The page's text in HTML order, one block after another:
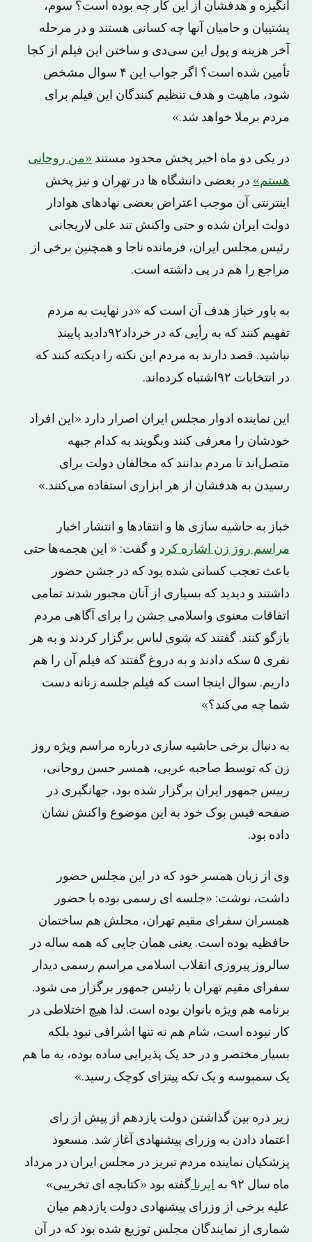
انگیزه و هدفشان از این کار چه بوده است؟ سوم،
پشتیبان و حامیان آنها چه کسانی هستند و در مرحله
آخر هزینه و پول این سی‌دی و ساختن این فیلم از کجا
تأمین شده است؟ اگر جواب این ۴ سوال مشخص
شود، ماهیت و هدف تنظیم کنندگان این فیلم برای
مردم برملا خواهد شد.»
در یکی دو ماه اخیر پخش محدود مستند «من روحانی
هستم» در بعضی دانشگاه ها در تهران و نیز پخش
اینترنتی آن موجب اعتراض بعضی نهادهای هوادار
دولت ایران شده و حتی واکنش تند علی لاریجانی
رئیس مجلس ایران، فرمانده ناجا و همچنین برخی از
مراجع را هم در پی داشته است.
به باور خباز هدف آن است که «در نهایت به مردم
تفهیم کنند که به رأیی که در خرداد۹۲دادید پایبند
نباشید. قصد دارند به مردم این نکته را دیکته کنند که
در انتخابات ۹۲اشتباه کرده‌اند.
این نماینده ادوار مجلس ایران اصرار دارد «این افراد
خودشان را معرفی کنند وبگویند به کدام جبهه
متصل‌اند تا مردم بدانند که مخالفان دولت برای
رسیدن به هدفشان از هر ابزاری استفاده می‌کنند.»
خباز به حاشیه سازی ها و انتقادها و انتشار اخبار
مراسم روز زن اشاره کرد و گفت: « این هجمه‌ها حتی
باعث تعجب کسانی شده بود که در جشن حضور
داشتند و دیدید که بسیاری از آنان مجبور شدند تمامی
اتفاقات معنوی واسلامی جشن را برای آگاهی مردم
بازگو کنند. گفتند که شوی لباس برگزار کردند و به هر
نفری ۵ سکه دادند و به دروغ گفتند که فیلم آن را هم
داریم. سوال اینجا است که فیلم جلسه زنانه دست
شما چه می‌کند؟»
به دنبال برخی حاشیه سازی درباره مراسم ویژه روز
زن که توسط صاحبه عربی، همسر حسن روحانی،
رییس جمهور ایران برگزار شده بود، جهانگیری در
صفحه فیس بوک خود به این موضوع واکنش نشان
داده بود.
وی از زبان همسر خود که در این مجلس حضور
داشت، نوشت: «جلسه ای رسمی بوده با حضور
همسران سفرای مقیم تهران، محلش هم ساختمان
حافظیه بوده است. یعنی همان جایی که همه ساله در
سالروز پیروزی انقلاب اسلامی مراسم رسمی دیدار
سفرای مقیم تهران با رئیس جمهور برگزار می شود.
برنامه هم ویژه بانوان بوده است. لذا هیچ اختلاطی در
کار نبوده است، شام هم نه تنها اشرافی نبود بلکه
بسیار مختصر و در حد یک پذیرایی ساده بوده، به ما هم
یک سمبوسه و یک تکه پیتزای کوچک رسید.»
زیر ذره بین گذاشتن دولت یازدهم از پیش از رای
اعتماد دادن به وزرای پیشنهادی آغاز شد. مسعود
پزشکیان نماینده مردم تبریز در مجلس ایران در مرداد
ماه سال ۹۲ به
ایرنا گفته بود «کتابچه ای تخریبی»
علیه برخی از وزرای پیشنهادی دولت یازدهم میان
شماری از نمایندگان مجلس توزیع شده بود که در آن